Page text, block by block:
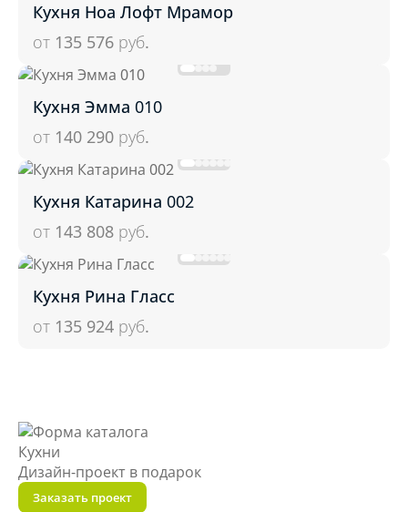
Кухня Ноа Лофт Мрамор
от 135 576 руб.
Кухня Эмма 010
от 140 290 руб.
Кухня Катарина 002
от 143 808 руб.
Кухня Рина Гласс
от 135 924 руб.
Кухни
Дизайн-проект в подарок
Заказать проект